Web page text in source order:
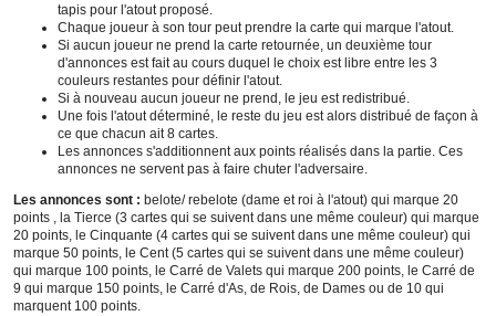
tapis pour l'atout proposé.
Chaque joueur à son tour peut prendre la carte qui marque l'atout.
Si aucun joueur ne prend la carte retournée, un deuxième tour
d'annonces est fait au cours duquel le choix est libre entre les 3
couleurs restantes pour définir l'atout.
Si à nouveau aucun joueur ne prend, le jeu est redistribué.
Une fois l'atout déterminé, le reste du jeu est alors distribué de façon à
ce que chacun ait 8 cartes.
Les annonces s'additionnent aux points réalisés dans la partie. Ces
annonces ne servent pas à faire chuter l'adversaire.
Les annonces sont : belote/ rebelote (dame et roi à l'atout) qui marque 20
points , la Tierce (3 cartes qui se suivent dans une même couleur) qui marque
20 points, le Cinquante (4 cartes qui se suivent dans une même couleur) qui
marque 50 points, le Cent (5 cartes qui se suivent dans une même couleur)
qui marque 100 points, le Carré de Valets qui marque 200 points, le Carré de
9 qui marque 150 points, le Carré d'As, de Rois, de Dames ou de 10 qui
marquent 100 points.